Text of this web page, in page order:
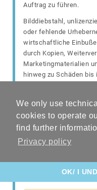
We only use
cookies to operate
find further
Privacy policy
OK/ I
Auftrag zu führen.
Bilddiebstahl,
oder fehlende
wirtschaftliche
durch Kopien,
Marketingmaterialien
hinweg zu Schäden
summieren. Bei
Aufschlag auf die
Fehlt jedoch ein
und Nachweise durch